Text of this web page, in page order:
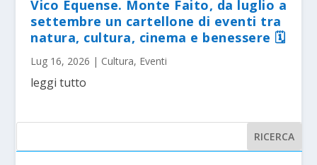
Vico Equense. Monte Faito, da luglio a
settembre un cartellone di eventi tra
natura, cultura, cinema e benessere 🗓
Lug 16, 2026 | Cultura, Eventi
leggi tutto